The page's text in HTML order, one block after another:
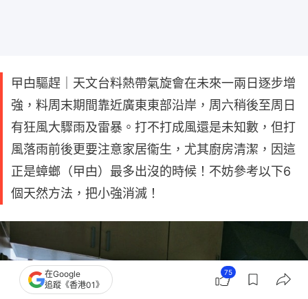
曱甴驅趕｜天文台料熱帶氣旋會在未來一兩日逐步增
強，料周末期間靠近廣東東部沿岸，周六稍後至周日
有狂風大驟雨及雷暴。打不打成風還是未知數，但打
風落雨前後更要注意家居衞生，尤其廚房清潔，因這
正是蟑螂（曱甴）最多出沒的時候！不妨參考以下6
個天然方法，把小強消滅！
在Google
追蹤《香港01》
75